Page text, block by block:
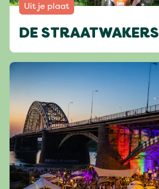
Uit je plaat
DE STRAATWAKERS